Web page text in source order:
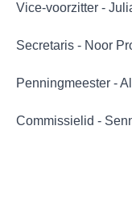
Vice-voorzitter -
Secretaris - Noor
Penningmeester -
Commissielid -